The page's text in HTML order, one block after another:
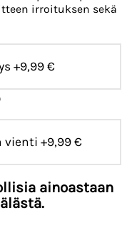
irroituksen sekä
+9,99 €
vienti +9,99 €
ainoastaan